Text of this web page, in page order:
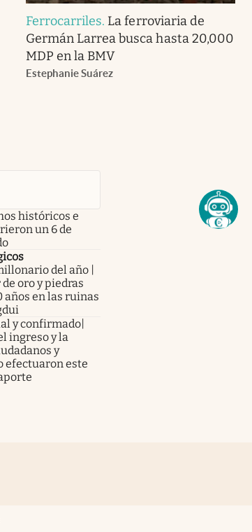
Ferrocarriles. La ferroviaria de
Germán Larrea busca hasta 20,000
MDP en la BMV
Estephanie Suárez
históricos e
un 6 de
del año |
oro y piedras
años en las ruinas
y confirmado|
ingreso y la
y
efectuaron este